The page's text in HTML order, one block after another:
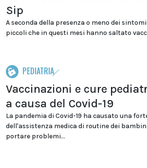
Sip
A seconda della presenza o meno dei
piccoli che in questi mesi hanno saltato
PEDIATRIA
Vaccinazioni e cure
a causa del Covid-19
La pandemia di Covid-19 ha causato una
dell'assistenza medica di routine dei
portare problemi...